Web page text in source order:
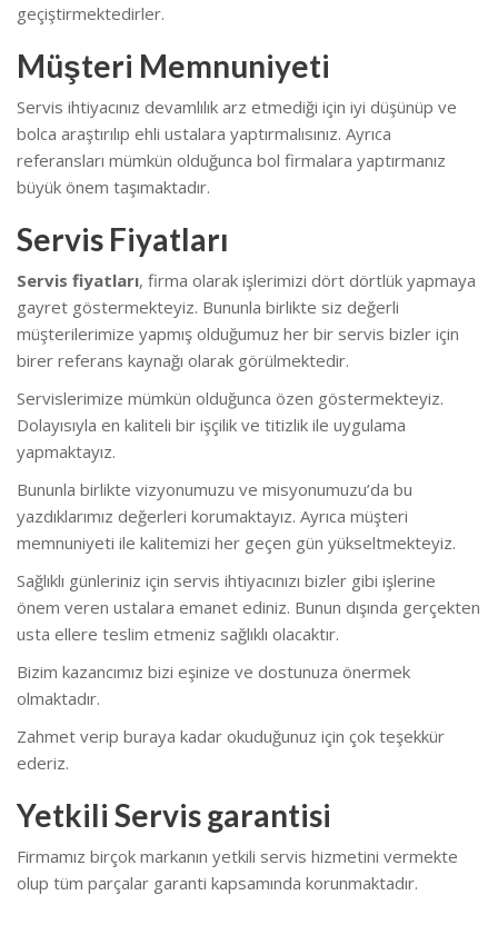
geçiştirmektedirler.
Müşteri Memnuniyeti
Servis ihtiyacınız devamlılık arz etmediği için iyi düşünüp ve
bolca araştırılıp ehli ustalara yaptırmalısınız. Ayrıca
referansları mümkün olduğunca bol firmalara yaptırmanız
büyük önem taşımaktadır.
Servis Fiyatları
Servis fiyatları, firma olarak işlerimizi dört dörtlük yapmaya
gayret göstermekteyiz. Bununla birlikte siz değerli
müşterilerimize yapmış olduğumuz her bir servis bizler için
birer referans kaynağı olarak görülmektedir.
Servislerimize mümkün olduğunca özen göstermekteyiz.
Dolayısıyla en kaliteli bir işçilik ve titizlik ile uygulama
yapmaktayız.
Bununla birlikte vizyonumuzu ve misyonumuzu’da bu
yazdıklarımız değerleri korumaktayız. Ayrıca müşteri
memnuniyeti ile kalitemizi her geçen gün yükseltmekteyiz.
Sağlıklı günleriniz için servis ihtiyacınızı bizler gibi işlerine
önem veren ustalara emanet ediniz. Bunun dışında gerçekten
usta ellere teslim etmeniz sağlıklı olacaktır.
Bizim kazancımız bizi eşinize ve dostunuza önermek
olmaktadır.
Zahmet verip buraya kadar okuduğunuz için çok teşekkür
ederiz.
Yetkili Servis garantisi
Firmamız birçok markanın yetkili servis hizmetini vermekte
olup tüm parçalar garanti kapsamında korunmaktadır.